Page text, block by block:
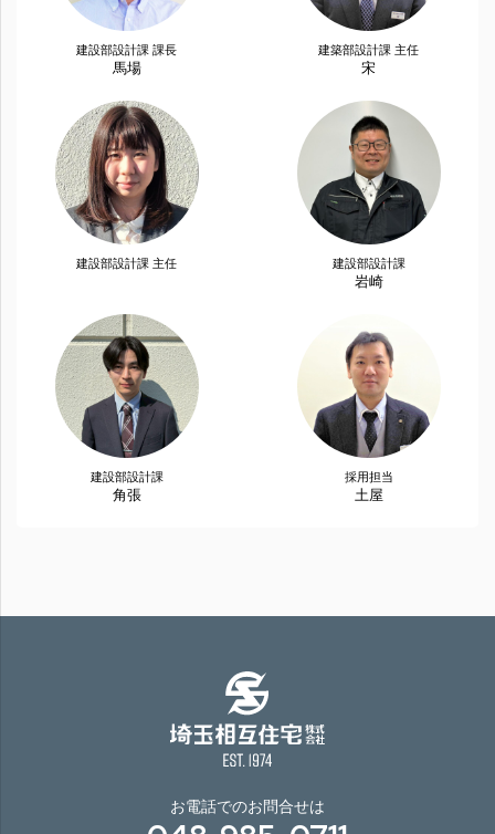
建設部設計課 課長
馬場
建築部設計課 主任
宋
建設部設計課 主任 建設部設計課
岩崎
建設部設計課
角張
採用担当
土屋
お電話でのお問合せは